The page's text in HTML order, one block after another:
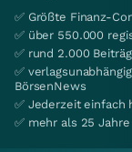
✅ Größte Finanz-
✅ über 550.000
✅ rund 2.000
✅
BörsenNews
✅ Jederzeit einfach
✅ mehr als 25